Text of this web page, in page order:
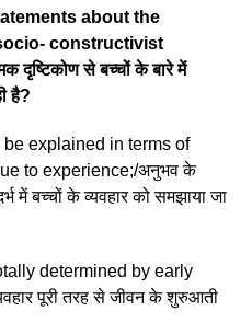
about the
constructivist
दृष्टिकोण से बच्चों के बारे में
है?
explained in terms of
to experience;/अनुभव के
में बच्चों के व्यवहार को समझाया जा
determined by early
पूरी तरह से जीवन के शुरुआती